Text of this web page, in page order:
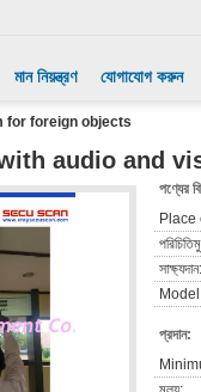
মান নিয়ন্ত্রণ যোগাযোগ করুন
for foreign objects
audio and
পণ্যের
Place
সাক্ষ্যদান:
প্রদান: